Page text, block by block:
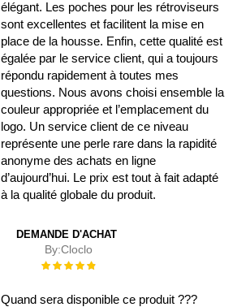
élégant. Les poches pour les rétroviseurs
sont excellentes et facilitent la mise en
place de la housse. Enfin, cette qualité est
égalée par le service client, qui a toujours
répondu rapidement à toutes mes
questions. Nous avons choisi ensemble la
couleur appropriée et l’emplacement du
logo. Un service client de ce niveau
représente une perle rare dans la rapidité
anonyme des achats en ligne
d’aujourd’hui. Le prix est tout à fait adapté
à la qualité globale du produit.
DEMANDE D'ACHAT
By:Cloclo
Évaluation :
Quand sera disponible ce produit ???